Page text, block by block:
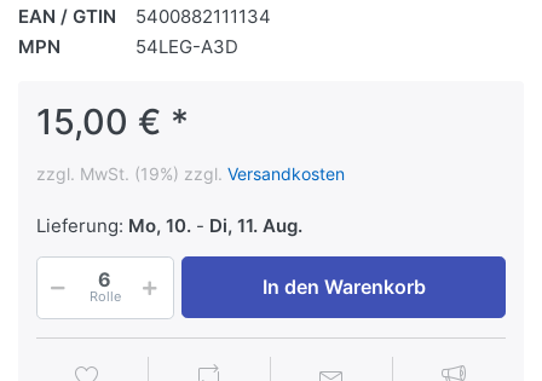
EAN / GTIN
5400882111134
MPN
54LEG-A3D
15,00 € *
zzgl. MwSt. (19%) zzgl. Versandkosten
Lieferung: Mo, 10. - Di, 11. Aug.
Rolle In den Warenkorb